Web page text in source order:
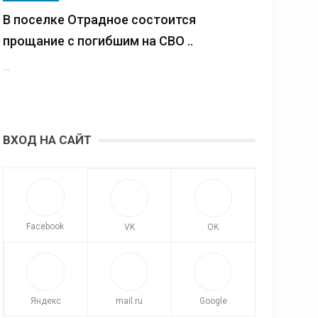
В поселке Отрадное состоится
прощание с погибшим на СВО ..
...
ВХОД НА САЙТ
Facebook VK OK
Яндекс mail.ru Google